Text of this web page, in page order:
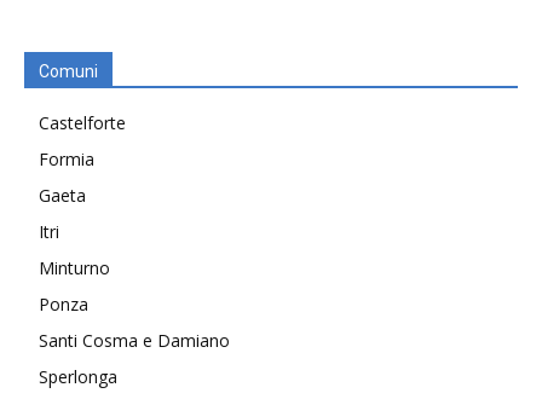
Comuni
Castelforte
Formia
Gaeta
Itri
Minturno
Ponza
Santi Cosma e Damiano
Sperlonga